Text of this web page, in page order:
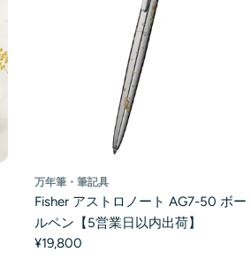
万年筆・筆記具
Fisher アストロノート AG7-50 ボー
ルペン【5営業日以内出荷】
¥19,800